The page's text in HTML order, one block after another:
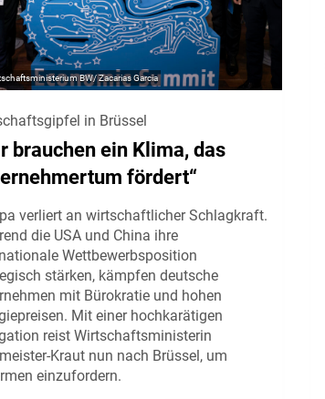
BW/ Zacarias Garcia
in Brüssel
brauchen ein Klima, das
fördert“
verliert an wirtschaftlicher Schlagkraft.
die USA und China ihre
Wettbewerbsposition
stärken, kämpfen deutsche
mit Bürokratie und hohen
Mit einer hochkarätigen
reist Wirtschaftsministerin
Kraut nun nach Brüssel, um
einzufordern.